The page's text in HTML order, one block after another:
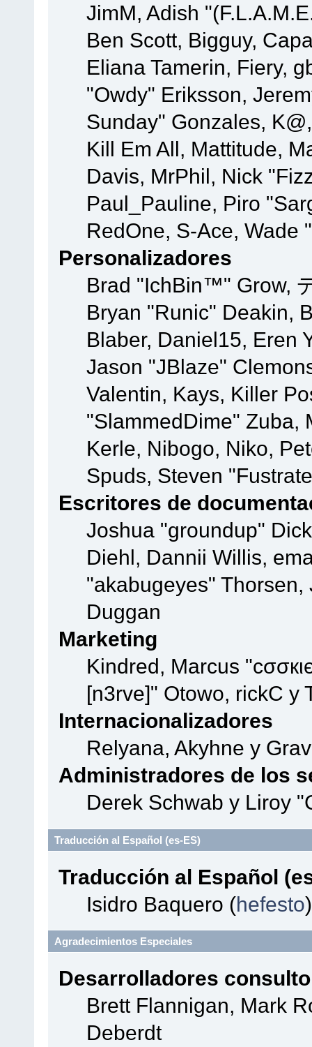
JimM, Adish
Ben Scott, Bigguy,
Eliana Tamerin, Fiery,
"Owdy" Eriksson,
Sunday" Gonzales,
Kill Em All, Mattitude,
Davis, MrPhil, Nick
Paul_Pauline, Piro
RedOne, S-Ace,
Personalizadores
Brad "IchBin™" Grow,
Bryan "Runic" Deakin,
Blaber, Daniel15, Eren
Jason "JBlaze"
Valentin, Kays, Killer
"SlammedDime" Zuba,
Kerle, Nibogo, Niko,
Spuds, Steven
Escritores de
Joshua "groundup"
Diehl, Dannii Willis,
"akabugeyes"
Duggan
Marketing
Kindred, Marcus
[n3rve]" Otowo, rickC y
Internacionalizadores
Relyana, Akyhne y
Administradores de los
Derek Schwab y Liroy
Traducción al Español (es-ES)
Traducción al Español
Isidro Baquero (hefesto)
Agradecimientos Especiales
Desarrolladores
Brett Flannigan, Mark
Deberdt